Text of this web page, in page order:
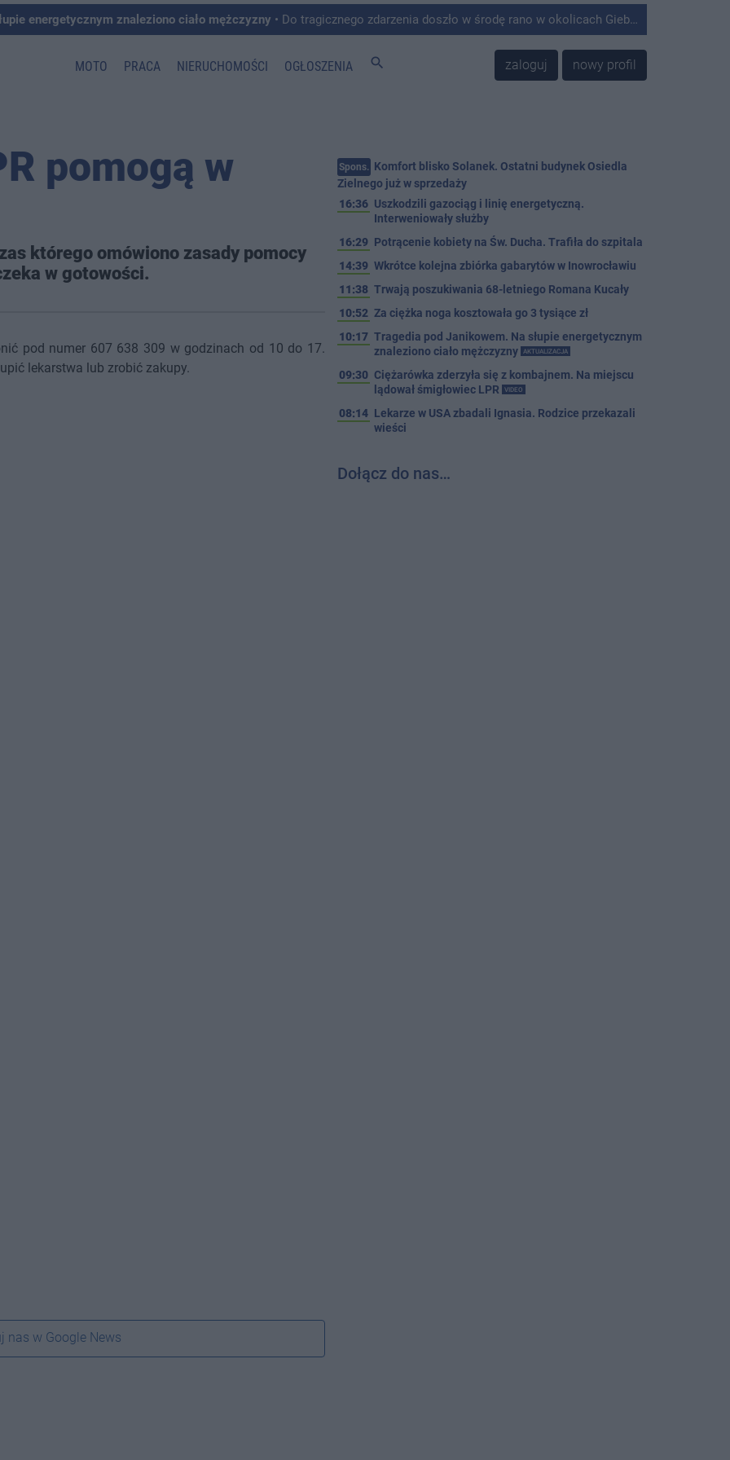
energetycznym znaleziono ciało mężczyzny • Do tragicznego zdarzenia doszło w środę rano w okolicach Giebni koło Janikowa. Wówczas na słupie energetycznym odnaleziono ciało mężczyzny.
MOTO PRACA NIERUCHOMOŚCI OGŁOSZENIA search zaloguj nowy profil
pomogą w
którego omówiono zasady pomocy
w gotowości.
pod numer 607 638 309 w godzinach od 10 do 17.
lekarstwa lub zrobić zakupy.
nas w Google News
Spons. Komfort blisko Solanek. Ostatni budynek Osiedla
Zielnego już w sprzedaży
16:36 Uszkodzili gazociąg i linię energetyczną.
Interweniowały służby
16:29 Potrącenie kobiety na Św. Ducha. Trafiła do szpitala
14:39 Wkrótce kolejna zbiórka gabarytów w Inowrocławiu
11:38 Trwają poszukiwania 68-letniego Romana Kucały
10:52 Za ciężka noga kosztowała go 3 tysiące zł
10:17 Tragedia pod Janikowem. Na słupie energetycznym
znaleziono ciało mężczyzny
AKTUALIZACJA
09:30 Ciężarówka zderzyła się z kombajnem. Na miejscu
lądował śmigłowiec LPR
VIDEO
08:14 Lekarze w USA zbadali Ignasia. Rodzice przekazali
wieści
Dołącz do nas…